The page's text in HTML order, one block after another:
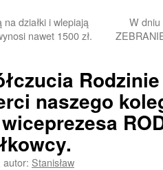
działki i wlepiają
nawet 1500 zł.
W dniu
naszego
autor: Stanisław